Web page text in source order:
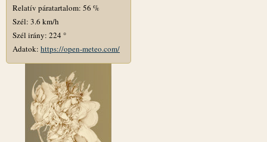
Relatív páratartalom: 56 %
Szél: 3.6 km/h
Szél irány: 224 °
Adatok: https://open-meteo.com/